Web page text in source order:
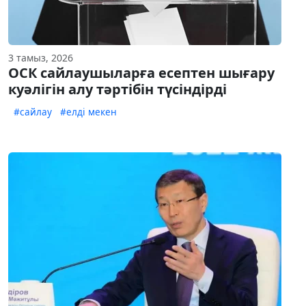
3 тамыз, 2026
ОСК сайлаушыларға есептен шығару
куәлігін алу тәртібін түсіндірді
#сайлау #елді мекен